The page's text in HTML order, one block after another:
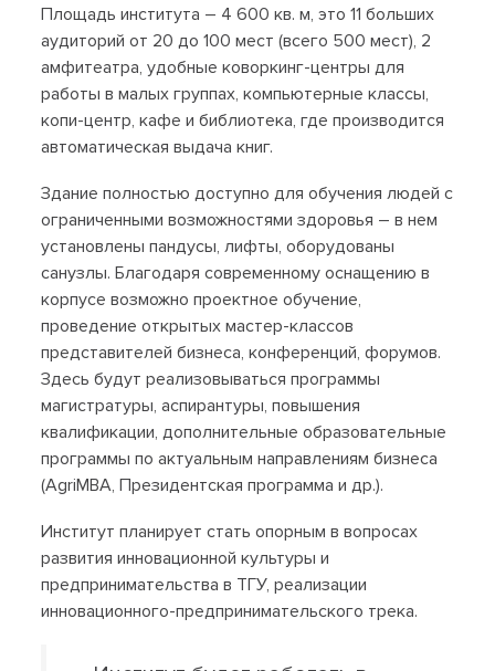
Площадь института – 4 600 кв. м, это 11 больших
аудиторий от 20 до 100 мест (всего 500 мест), 2
амфитеатра, удобные коворкинг-центры для
работы в малых группах, компьютерные классы,
копи-центр, кафе и библиотека, где производится
автоматическая выдача книг.
Здание полностью доступно для обучения людей с
ограниченными возможностями здоровья – в нем
установлены пандусы, лифты, оборудованы
санузлы. Благодаря современному оснащению в
корпусе возможно проектное обучение,
проведение открытых мастер-классов
представителей бизнеса, конференций, форумов.
Здесь будут реализовываться программы
магистратуры, аспирантуры, повышения
квалификации, дополнительные образовательные
программы по актуальным направлениям бизнеса
(AgriMBA, Президентская программа и др.).
Институт планирует стать опорным в вопросах
развития инновационной культуры и
предпринимательства в ТГУ, реализации
инновационного-предпринимательского трека.